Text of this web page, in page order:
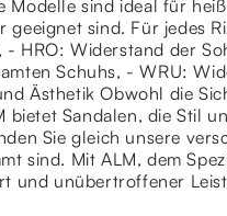
sind ideal für
sind. Für jedes
HRO: Widerstand der
Schuhs, - WRU:
Ästhetik Obwohl die
Sandalen, die Stil
Sie gleich unsere
sind. Mit ALM, dem
und unübertroffener